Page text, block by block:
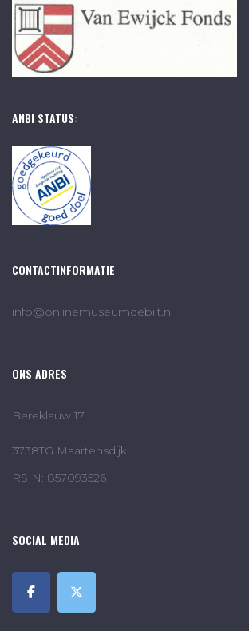
ANBI STATUS:
CONTACTINFORMATIE
info@onlinemuseumdebilt.nl
ONS ADRES
Bereklauw 17
3738TG Maartensdijk
RSIN: 857093526
SOCIAL MEDIA